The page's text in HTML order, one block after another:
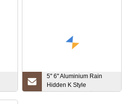
5'' 6'' Aluminium Rain
Hidden K Style
Dachrinnenaufhänger mit